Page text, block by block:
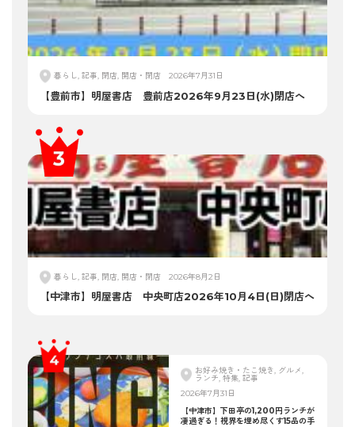
暮らし, 記事, 閉店, 開店・閉店 2026年7月31日
【豊前市】明屋書店 豊前店2026年9月23日(水)閉店へ
暮らし, 記事, 閉店, 開店・閉店 2026年8月2日
【中津市】明屋書店 中央町店2026年10月4日(日)閉店へ
お好み焼き・たこ焼き, グルメ,
ランチ, 特集, 記事
2026年7月31日
【中津市】下田亭の1,200円ランチが
凄過ぎる！視界を埋め尽くす15品の手